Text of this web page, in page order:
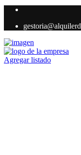
Agregar listado